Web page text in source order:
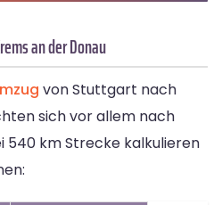
an der Donau
von Stuttgart nach
sich vor allem nach
540 km Strecke kalkulieren